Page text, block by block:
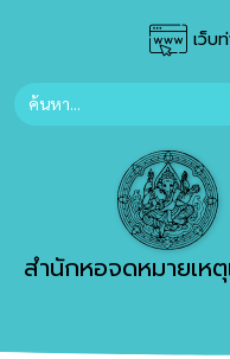
เว็บ
สำนักหอจดหมายเหตุ